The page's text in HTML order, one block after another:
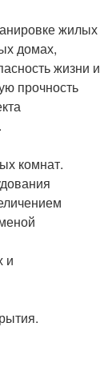
жилых
домах,
жизни и
прочность
комнат.
и